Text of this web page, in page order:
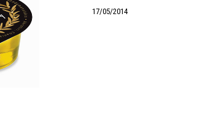
17/05/2014